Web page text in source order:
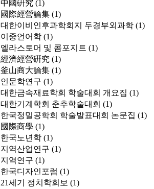
中國硏究 (1)
國際經營論集 (1)
대한이비인후과학회지 두경부외과학 (1)
이중언어학 (1)
엘라스토머 및 콤포지트 (1)
經濟經營硏究 (1)
釜山商大論集 (1)
인문학연구 (1)
대한금속재료학회 학술대회 개요집 (1)
대한기계학회 춘추학술대회 (1)
한국정밀공학회 학술발표대회 논문집 (1)
國際商學 (1)
한국노년학 (1)
지역산업연구 (1)
지역연구 (1)
한국디자인포럼 (1)
21세기 정치학회보 (1)